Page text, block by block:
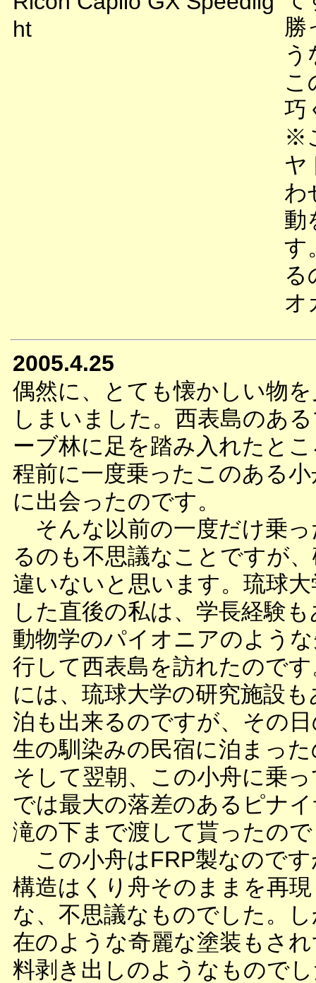
ht
勝
う
こ
巧
※
ヤ
わ
動
す
る
オ
2005.4.25
偶然に、とても懐かしい物
しまいました。西表島のあ
ーブ林に足を踏み入れたと
程前に一度乗ったこのある
に出会ったのです。
そんな以前の一度だけ乗っ
るのも不思議なことですが
違いないと思います。琉球
した直後の私は、学長経験
動物学のパイオニアのよう
行して西表島を訪れたので
には、琉球大学の研究施設
泊も出来るのですが、その
生の馴染みの民宿に泊まっ
そして翌朝、この小舟に乗
では最大の落差のあるピナ
滝の下まで渡して貰ったの
この小舟はFRP製なのです
構造はくり舟そのままを再
な、不思議なものでした。
在のような奇麗な塗装もさ
料剥き出しのようなもので